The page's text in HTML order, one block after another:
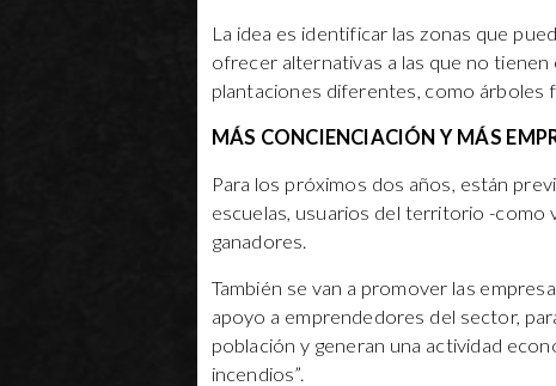
La idea es identificar las zonas que
ofrecer alternativas a las que no
plantaciones diferentes, como árboles
MÁS CONCIENCIACIÓN Y MÁS
Para los próximos dos años, están
escuelas, usuarios del territorio -
ganadores.
También se van a promover las
apoyo a emprendedores del sector,
población y generan una actividad
incendios”.